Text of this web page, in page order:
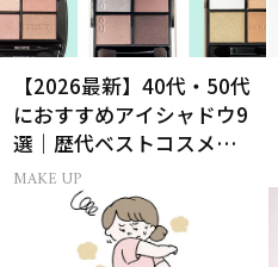
【2026最新】40代・50代
におすすめアイシャドウ9
選｜歴代ベストコスメ受
賞まとめ
MAKE UP